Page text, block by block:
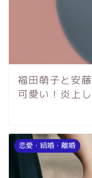
福田萌子と安
可愛い！炎上
恋愛・結婚・離婚